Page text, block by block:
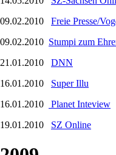
09.02.2010 Freie Presse/
09.02.2010 Stumpi zum
21.01.2010 DNN
16.01.2010 Super Illu
16.01.2010
Planet Inteview
19.01.2010 SZ Online